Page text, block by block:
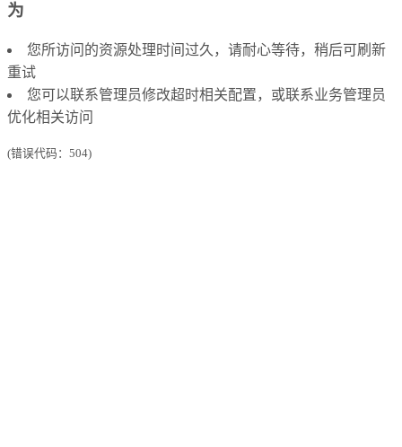
为
您所访问的资源处理时间过久，请耐心等待，稍后可刷新
重试
您可以联系管理员修改超时相关配置，或联系业务管理员
优化相关访问
(错误代码：504)